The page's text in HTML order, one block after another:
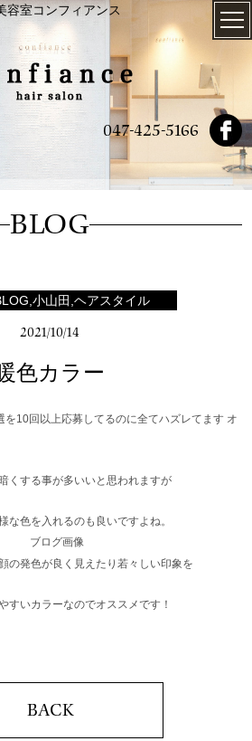
容室コンフィアンス
047-425-5166
BLOG
小山田,ヘアスタイル
2021/10/14
色カラー
を10回以上応募してるのに全てハズレてます オ
くする事が多いいと思われますが
な色を入れるのも良いですよね。
の発色が良く見えたり若々しい印象を
すいカラーなのでオススメです！
BACK